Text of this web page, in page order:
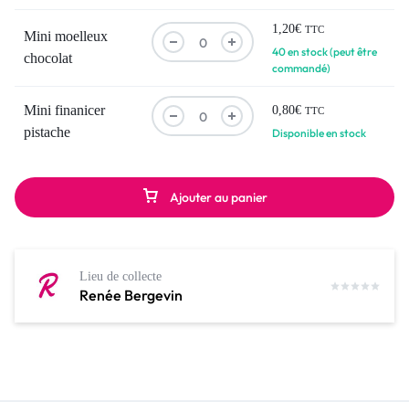
Mini moelleux
chocolat
1,20€ TTC
40 en stock (peut être
commandé)
Mini finanicer
pistache
0,80€ TTC
Disponible en stock
Ajouter au panier
Renée Bergevin
Lieu de collecte